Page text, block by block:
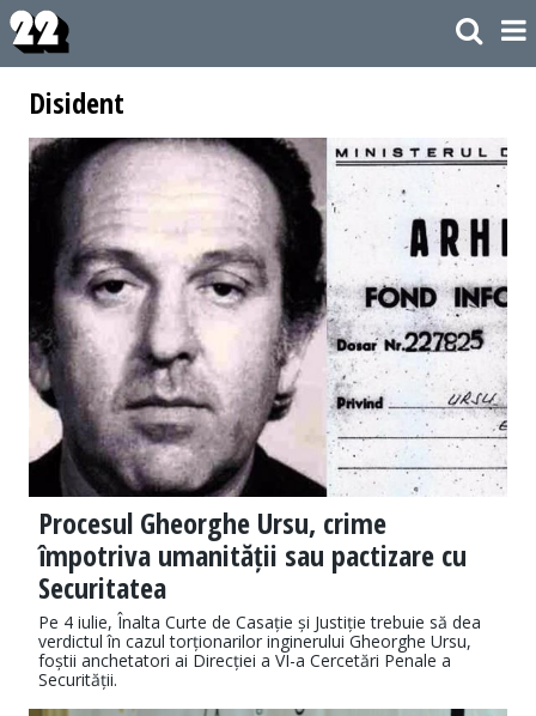
Disident
Procesul Gheorghe Ursu, crime
împotriva umanității sau pactizare cu
Securitatea
Pe 4 iulie, Înalta Curte de Casație și Justiție trebuie să dea
verdictul în cazul torționarilor inginerului Gheorghe Ursu,
foștii anchetatori ai Direcției a VI-a Cercetări Penale a
Securității.